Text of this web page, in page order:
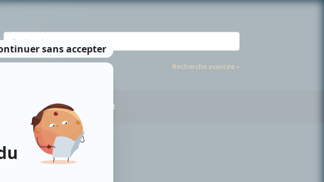
Recherche avancée »
NOUS CONTACTER